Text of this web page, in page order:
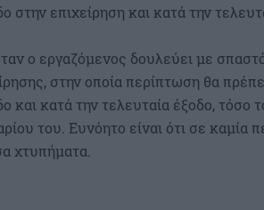
στην επιχείρηση και κατά την
ο εργαζόμενος δουλεύει με
στην οποία περίπτωση θα
και κατά την τελευταία έξοδο, τόσο
του. Ευνόητο είναι ότι σε καμία
χτυπήματα.